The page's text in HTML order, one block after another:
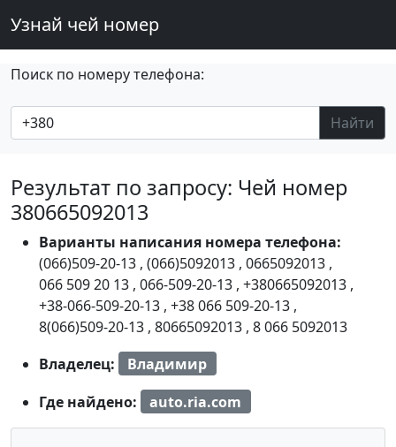
Узнай чей номер
Поиск по номеру телефона:
Найти
Результат по запросу: Чей номер
380665092013
Варианты написания номера телефона:
(066)509-20-13 , (066)5092013 , 0665092013 ,
066 509 20 13 , 066-509-20-13 , +380665092013 ,
+38-066-509-20-13 , +38 066 509-20-13 ,
8(066)509-20-13 , 80665092013 , 8 066 5092013
Владелец:
Владимир
Где найдено:
auto.ria.com